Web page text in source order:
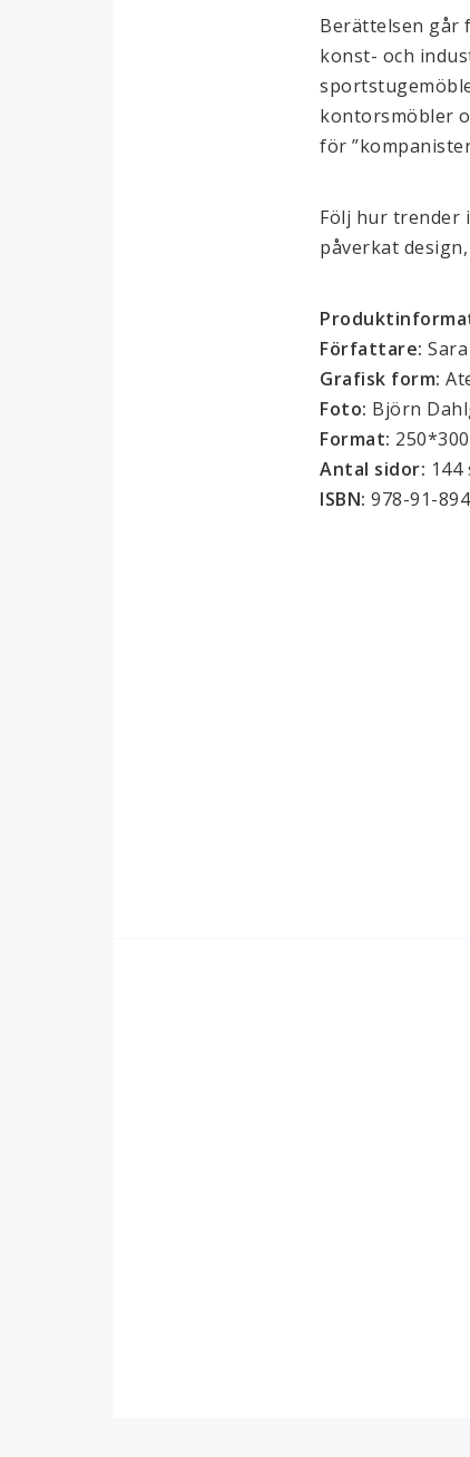
Berättelsen går
konst- och
kontorsmöbler
för
Följ hur trender
påverkat
Författare:
Grafisk form:
Foto: Björn
Format: 250*300
Antal sidor:
ISBN: 978-91-